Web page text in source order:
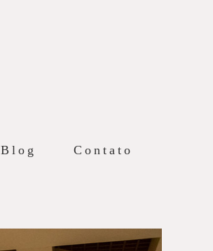
Blog
Contato